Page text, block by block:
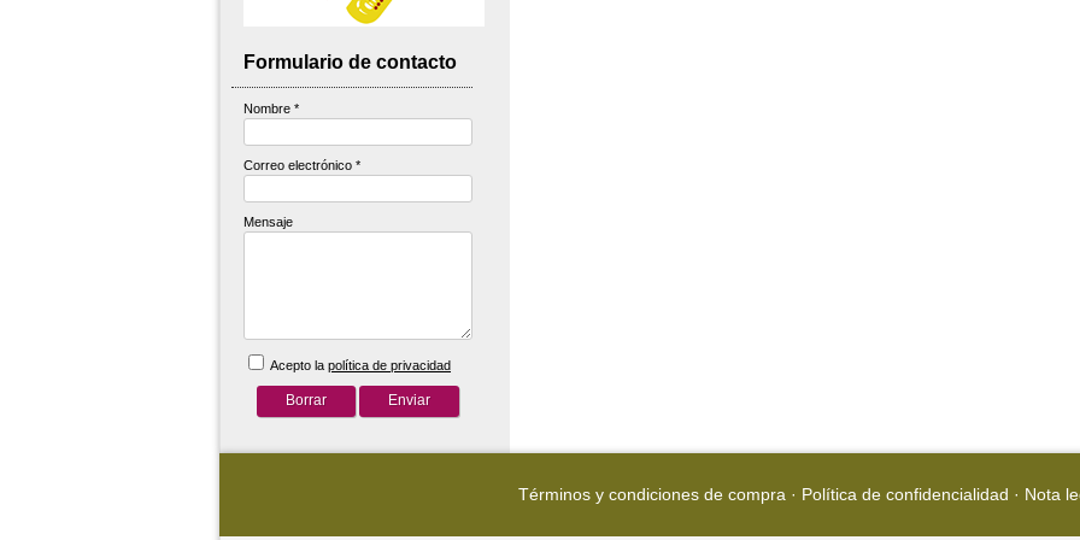
Formulario de contacto
Nombre *
Correo electrónico *
Mensaje
Acepto la política de privacidad
Términos y condiciones de compra · Política de confidencialidad · Nota